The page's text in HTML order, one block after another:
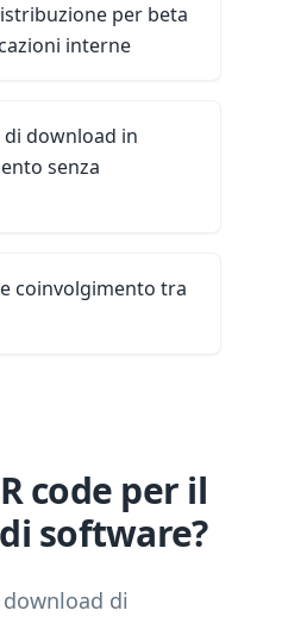
per beta
interne
download in
senza
coinvolgimento tra
code per il
software?
di